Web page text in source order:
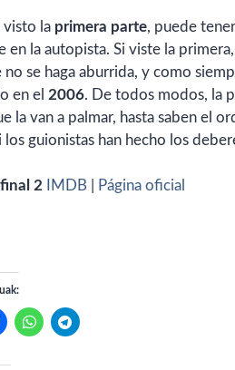
visto la primera parte, puede
en la autopista. Si viste la
no se haga aburrida, y como
en el 2006. De todos modos, la
la van a palmar, hasta saben el
los guionistas han hecho los
2 IMDB Página oficial